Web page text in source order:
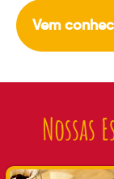
Vem
Nossas